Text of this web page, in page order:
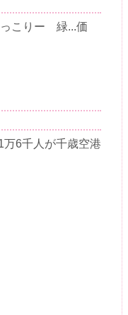
こりー 緑...価
6千人が千歳空港